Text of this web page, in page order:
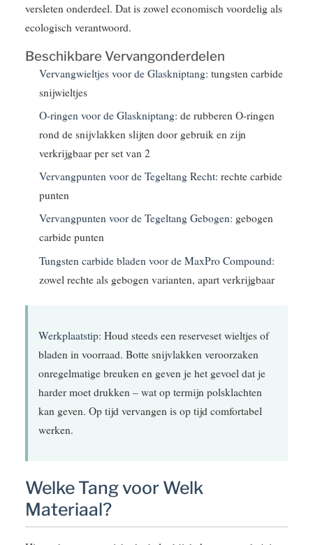
versleten onderdeel. Dat is zowel economisch voordelig als
ecologisch verantwoord.
Beschikbare Vervangonderdelen
Vervangwieltjes voor de Glaskniptang: tungsten carbide
snijwieltjes
O-ringen voor de Glaskniptang: de rubberen O-ringen
rond de snijvlakken slijten door gebruik en zijn
verkrijgbaar per set van 2
Vervangpunten voor de Tegeltang Recht: rechte carbide
punten
Vervangpunten voor de Tegeltang Gebogen: gebogen
carbide punten
Tungsten carbide bladen voor de MaxPro Compound:
zowel rechte als gebogen varianten, apart verkrijgbaar
Werkplaatstip: Houd steeds een reserveset wieltjes of
bladen in voorraad. Botte snijvlakken veroorzaken
onregelmatige breuken en geven je het gevoel dat je
harder moet drukken – wat op termijn polsklachten
kan geven. Op tijd vervangen is op tijd comfortabel
werken.
Welke Tang voor Welk
Materiaal?